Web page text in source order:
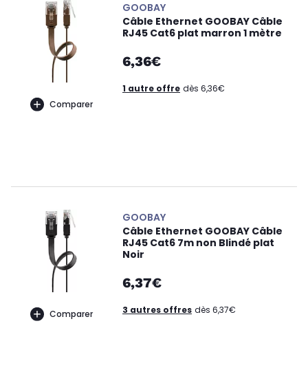
Comparer
GOOBAY
Câble Ethernet GOOBAY Câble
RJ45 Cat6 plat marron 1 mètre
6,36€
1 autre offre dès 6,36€
Comparer
GOOBAY
Câble Ethernet GOOBAY Câble
RJ45 Cat6 7m non Blindé plat
Noir
6,37€
3 autres offres dès 6,37€